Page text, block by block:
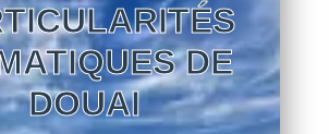
DE
DOUAI